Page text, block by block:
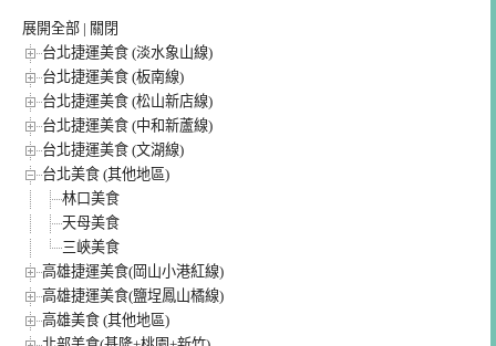
展開全部 | 關閉
台北捷運美食 (淡水象山線)
台北捷運美食 (板南線)
台北捷運美食 (松山新店線)
台北捷運美食 (中和新蘆線)
台北捷運美食 (文湖線)
台北美食 (其他地區)
林口美食
天母美食
三峽美食
高雄捷運美食(岡山小港紅線)
高雄捷運美食(鹽埕鳳山橘線)
高雄美食 (其他地區)